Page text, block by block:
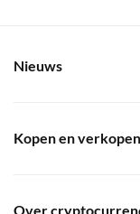
Nieuws
Kopen en verkopen
Over